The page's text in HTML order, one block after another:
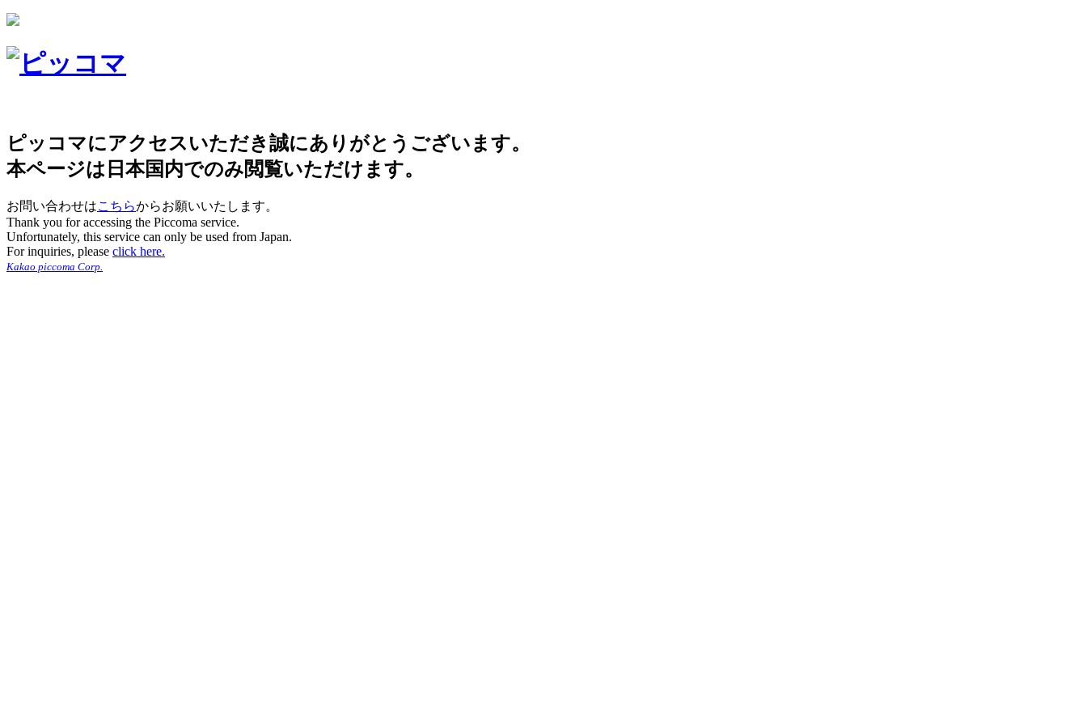
ピッコマにアクセスいただき誠にありがとうございます。
本ページは日本国内でのみ閲覧いただけます。
お問い合わせはこちらからお願いいたします。
Thank you for accessing the Piccoma service.
Unfortunately, this service can only be used from Japan.
For inquiries, please click here.
Kakao piccoma Corp.